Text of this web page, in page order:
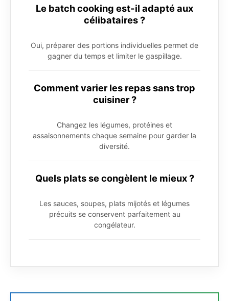
Le batch cooking est-il adapté aux
célibataires ?
Oui, préparer des portions individuelles permet de
gagner du temps et limiter le gaspillage.
Comment varier les repas sans trop
cuisiner ?
Changez les légumes, protéines et
assaisonnements chaque semaine pour garder la
diversité.
Quels plats se congèlent le mieux ?
Les sauces, soupes, plats mijotés et légumes
précuits se conservent parfaitement au
congélateur.